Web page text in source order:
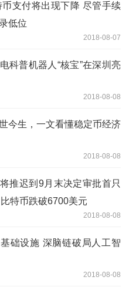
币支付将出现下降 尽管手续
低位
2018-08-07
科普机器人“核宝”在深圳亮
2018-08-08
今生，一文看懂稳定币经济
2018-08-08
推迟到9月末决定审批首只
特币跌破6700美元
2018-08-08
础设施 深脑链破局人工智
2018-08-08